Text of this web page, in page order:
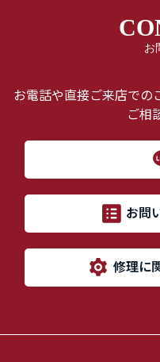
お
お電話や直接ご来店での
ご相
お問
修理に